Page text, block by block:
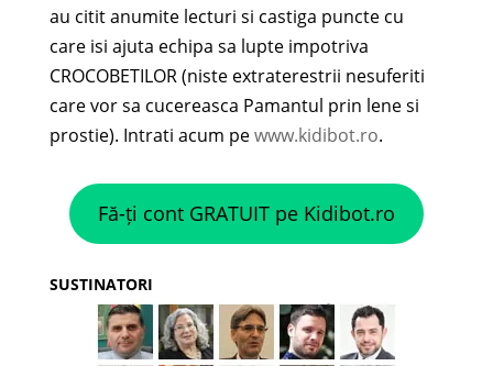
au citit anumite lecturi si castiga puncte cu
care isi ajuta echipa sa lupte impotriva
CROCOBETILOR (niste extraterestrii nesuferiti
care vor sa cucereasca Pamantul prin lene si
prostie). Intrati acum pewww.kidibot.ro.
Fă-ți cont GRATUIT pe Kidibot.ro
SUSTINATORI